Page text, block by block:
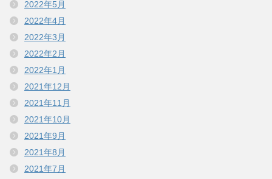
2022年5月
2022年4月
2022年3月
2022年2月
2022年1月
2021年12月
2021年11月
2021年10月
2021年9月
2021年8月
2021年7月